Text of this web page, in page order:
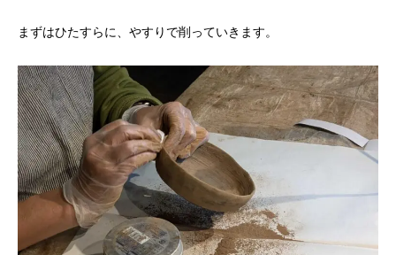
まずはひたすらに、やすりで削っていきます。